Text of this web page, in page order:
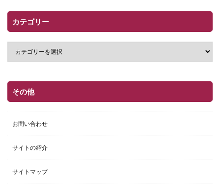
カテゴリー
その他
お問い合わせ
サイトの紹介
サイトマップ